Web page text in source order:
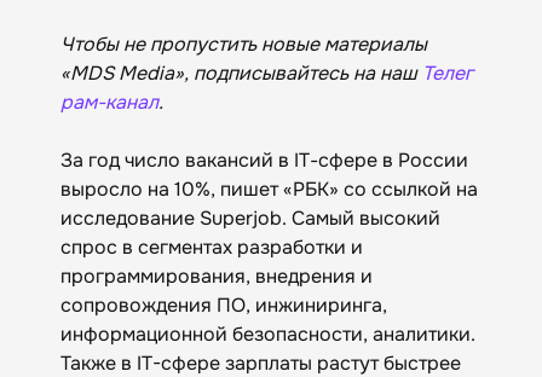
Чтобы не пропустить новые материалы
«MDS Media», подписывайтесь на нашТелег
рам-канал.
За год число вакансий в IТ-сфере в России
выросло на 10%, пишет «‎РБК»‎ со ссылкой на
исследование Superjob. Самый высокий
спрос в сегментах разработки и
программирования, внедрения и
сопровождения ПО, инжиниринга,
информационной безопасности, аналитики.
Также в IT-сфере зарплаты растут быстрее